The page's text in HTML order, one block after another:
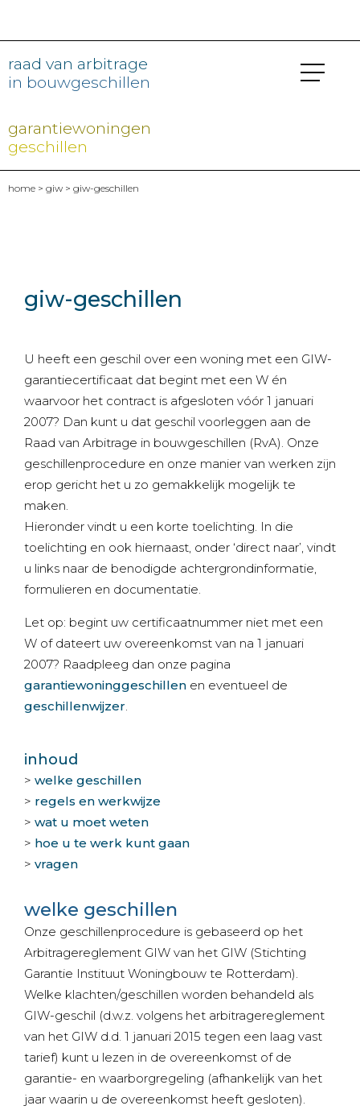
raad van arbitrage
in bouwgeschillen
garantiewoningen
geschillen
home > giw > giw-geschillen
giw-geschillen
U heeft een geschil over een woning met een GIW-
garantiecertificaat dat begint met een W én
waarvoor het contract is afgesloten vóór 1 januari
2007? Dan kunt u dat geschil voorleggen aan de
Raad van Arbitrage in bouwgeschillen (RvA). Onze
geschillenprocedure en onze manier van werken zijn
erop gericht het u zo gemakkelijk mogelijk te
maken.
Hieronder vindt u een korte toelichting. In die
toelichting en ook hiernaast, onder ‘direct naar’, vindt
u links naar de benodigde achtergrondinformatie,
formulieren en documentatie.
Let op: begint uw certificaatnummer niet met een
W of dateert uw overeenkomst van na 1 januari
2007? Raadpleeg dan onze pagina
garantiewoninggeschillen en eventueel de
geschillenwijzer.
inhoud
> welke geschillen
> regels en werkwijze
> wat u moet weten
> hoe u te werk kunt gaan
> vragen
welke geschillen
Onze geschillenprocedure is gebaseerd op het
Arbitragereglement GIW van het GIW (Stichting
Garantie Instituut Woningbouw te Rotterdam).
Welke klachten/geschillen worden behandeld als
GIW-geschil (d.w.z. volgens het arbitragereglement
van het GIW d.d. 1 januari 2015 tegen een laag vast
tarief) kunt u lezen in de overeenkomst of de
garantie- en waarborgregeling (afhankelijk van het
jaar waarin u de overeenkomst heeft gesloten).